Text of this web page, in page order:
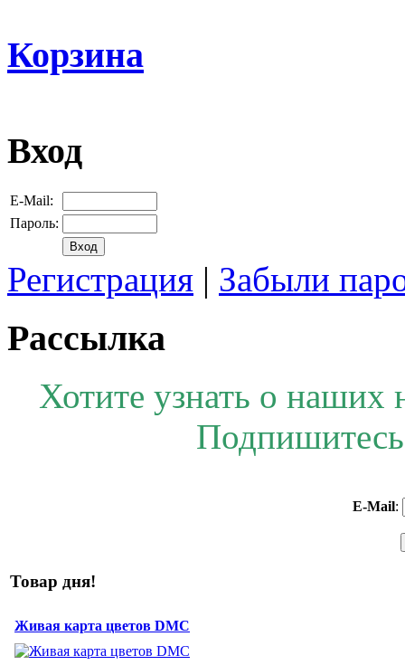
Корзина
Вход
E-Mail:
Пароль:
Регистрация | Забыли
Рассылка
Хотите узнать о наших
E-Mail:
Товар дня!
Живая карта цветов DMC